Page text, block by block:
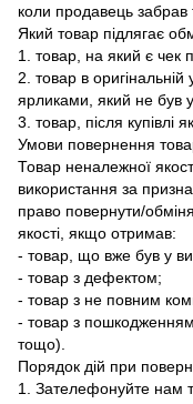
коли продавець забрав
Який товар підлягає
1. товар, на який є чек
2. товар в
ярликами, який не був
3. товар, після купівлі
Умови повернення
Товар неналежної
використання за
право повернути/
якості, якщо отримав:
- товар, що вже був у
- товар з дефектом;
- товар з не повним
- товар з
тощо).
Порядок дій при
1. Зателефонуйте нам